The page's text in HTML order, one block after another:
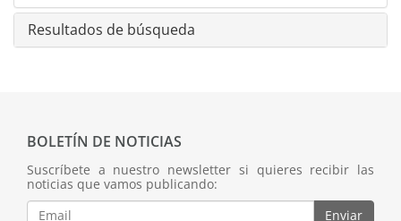
Resultados de búsqueda
BOLETÍN DE NOTICIAS
Suscríbete a nuestro newsletter si quieres recibir las
noticias que vamos publicando:
Enviar